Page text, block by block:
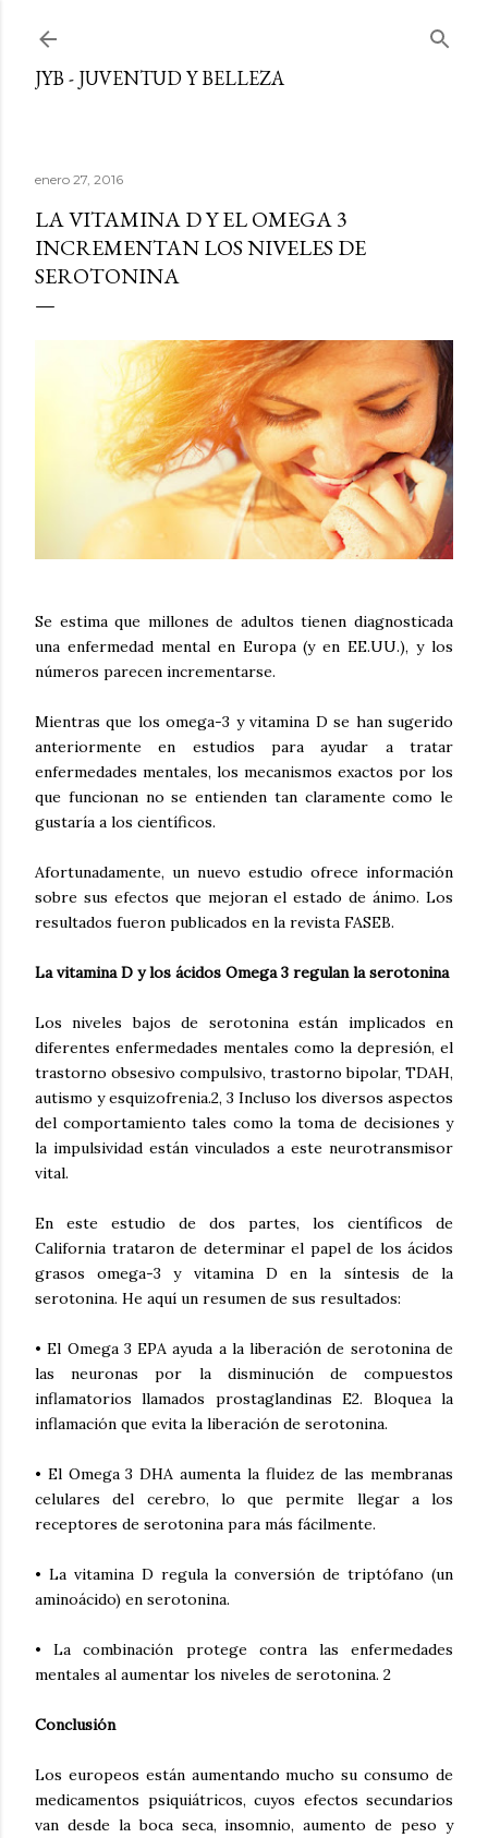
JYB - JUVENTUD Y BELLEZA
enero 27, 2016
LA VITAMINA D Y EL OMEGA 3
INCREMENTAN LOS NIVELES DE
SEROTONINA
Se estima que millones de adultos tienen diagnosticada
una enfermedad mental en Europa (y en EE.UU.), y los
números parecen incrementarse.
Mientras que los omega-3 y vitamina D se han sugerido
anteriormente en estudios para ayudar a tratar
enfermedades mentales, los mecanismos exactos por los
que funcionan no se entienden tan claramente como le
gustaría a los científicos.
Afortunadamente, un nuevo estudio ofrece información
sobre sus efectos que mejoran el estado de ánimo. Los
resultados fueron publicados en la revista FASEB.
La vitamina D y los ácidos Omega 3 regulan la serotonina
Los niveles bajos de serotonina están implicados en
diferentes enfermedades mentales como la depresión, el
trastorno obsesivo compulsivo, trastorno bipolar, TDAH,
autismo y esquizofrenia.2, 3 Incluso los diversos aspectos
del comportamiento tales como la toma de decisiones y
la impulsividad están vinculados a este neurotransmisor
vital.
En este estudio de dos partes, los científicos de
California trataron de determinar el papel de los ácidos
grasos omega-3 y vitamina D en la síntesis de la
serotonina. He aquí un resumen de sus resultados:
• El Omega 3 EPA ayuda a la liberación de serotonina de
las neuronas por la disminución de compuestos
inflamatorios llamados prostaglandinas E2. Bloquea la
inflamación que evita la liberación de serotonina.
• El Omega 3 DHA aumenta la fluidez de las membranas
celulares del cerebro, lo que permite llegar a los
receptores de serotonina para más fácilmente.
• La vitamina D regula la conversión de triptófano (un
aminoácido) en serotonina.
• La combinación protege contra las enfermedades
mentales al aumentar los niveles de serotonina. 2
Conclusión
Los europeos están aumentando mucho su consumo de
medicamentos psiquiátricos, cuyos efectos secundarios
van desde la boca seca, insomnio, aumento de peso y